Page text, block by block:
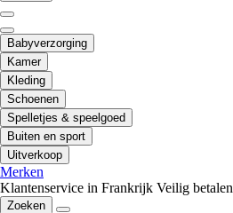
Babyverzorging
Kamer
Kleding
Schoenen
Spelletjes & speelgoed
Buiten en sport
Uitverkoop
Merken
Klantenservice in Frankrijk Veilig betalen
Zoeken